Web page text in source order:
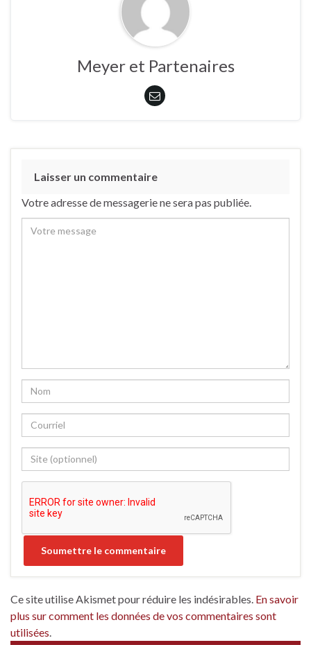
Meyer et Partenaires
Laisser un commentaire
Votre adresse de messagerie ne sera pas publiée.
Ce site utilise Akismet pour réduire les indésirables. En savoir
plus sur comment les données de vos commentaires sont
utilisées.